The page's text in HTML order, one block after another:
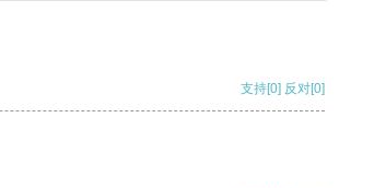
支持[0] 反对[0]